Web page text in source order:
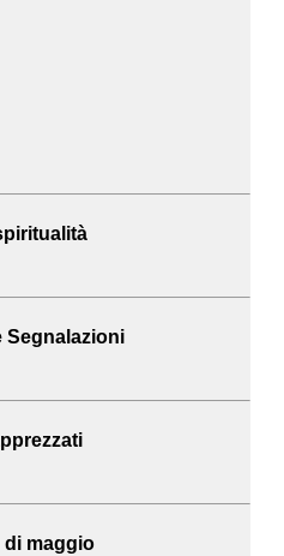
Segnalazioni
maggio